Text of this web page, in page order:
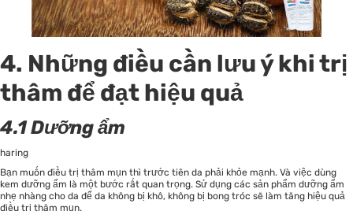
4. Những điều cần lưu ý khi trị
thâm để đạt hiệu quả
4.1 Dưỡng ẩm
haring
Bạn muốn điều trị thâm mụn thì trước tiên da phải khỏe mạnh. Và việc dùng
kem dưỡng ẩm là một bước rất quan trọng. Sử dụng các sản phẩm dưỡng ẩm
nhẹ nhàng cho da để da không bị khô, không bị bong tróc sẽ làm tăng hiệu quả
điều trị thâm mụn.